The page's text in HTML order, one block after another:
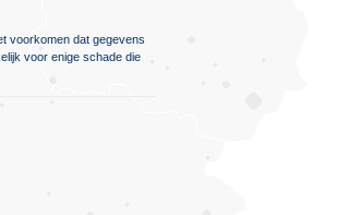
voorkomen dat gegevens
voor enige schade die